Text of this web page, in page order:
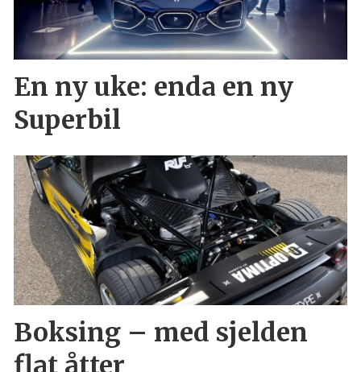
En ny uke: enda en ny
Superbil
Boksing – med sjelden